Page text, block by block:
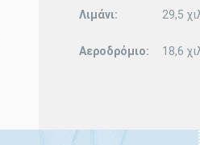
Λιμάνι: 29,5
Αεροδρόμιο: 18,6